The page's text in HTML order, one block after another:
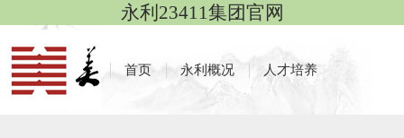
永利23411集团官网
首页 永利概况 人才培养